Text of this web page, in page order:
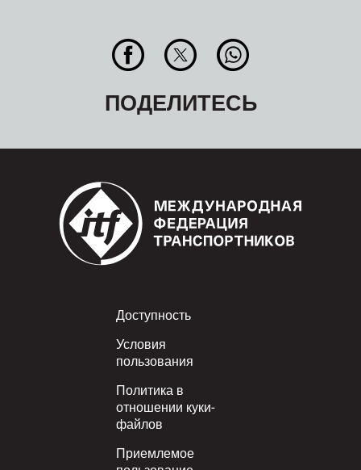
ПОДЕЛИТЕСЬ
Footer
Доступность
Условия
пользования
Политика в
отношении куки-
файлов
Приемлемое